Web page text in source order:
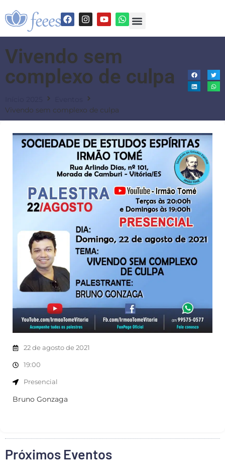
Vivendo sem
complexo de culpa
Vivendo sem complexo de culpa
22 de agosto de 2021
19:00
Presencial
Bruno Gonzaga
Próximos Eventos